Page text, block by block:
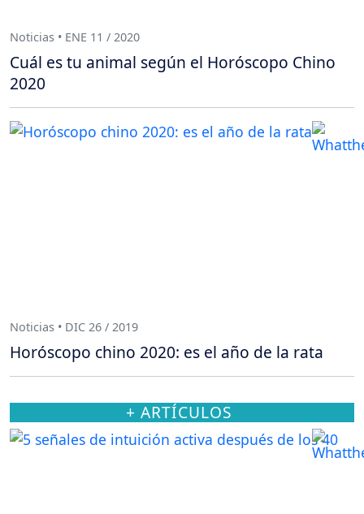
Noticias • ENE 11 / 2020
Cuál es tu animal según el Horóscopo Chino
2020
Noticias • DIC 26 / 2019
Horóscopo chino 2020: es el año de la rata
+ ARTÍCULOS